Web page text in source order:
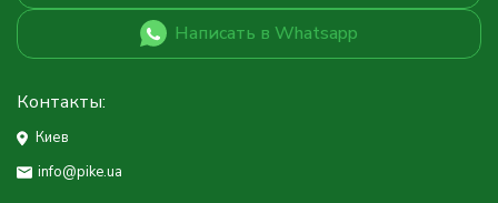
Написать в Whatsapp
Контакты:
Киев
info@pike.ua